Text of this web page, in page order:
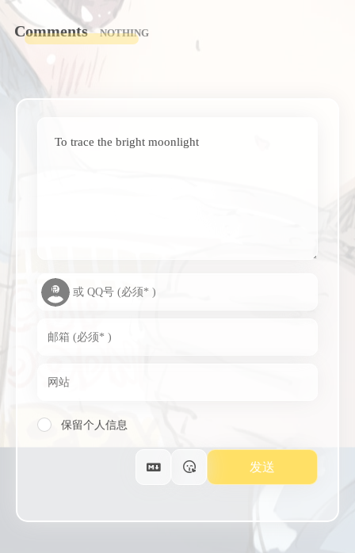
Comments NOTHING
To trace the bright moonlight
保留个人信息